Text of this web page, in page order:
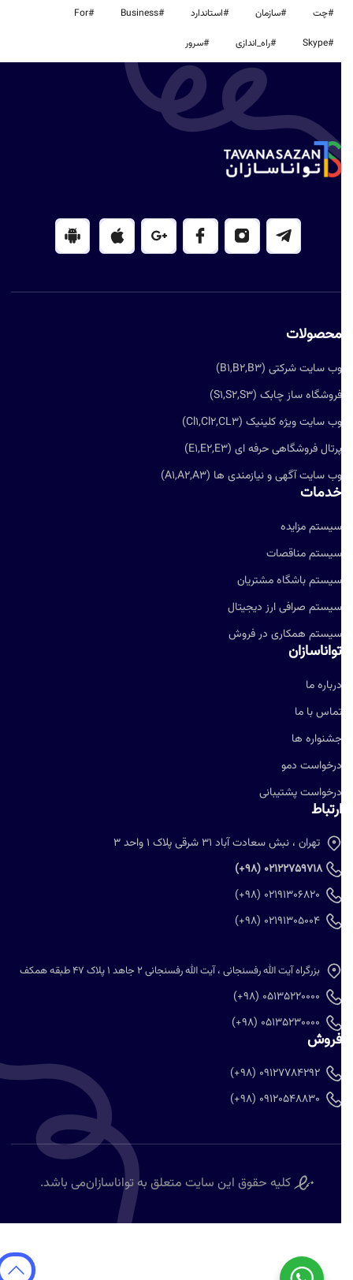
#چت #سازمان #استاندارد
#راه_اندازی #سرور
محصولات
وب سایت شرکتی (B1,B2,B3)
فروشگاه ساز چابک (S1,S2,S3)
وب سایت ویژه کلینیک (Cl1,Cl2,CL3)
پرتال فروشگاهی حرفه ای (E1,E2,E3)
وب سایت آگهی و نیازمندی ها (A1,A2,A3)
خدمات
سیستم مزایده
سیستم مناقصات
سیستم باشگاه مشتریان
سیستم صرافی ارز دیجیتال
سیستم همکاری در فروش
تواناسازان
درباره ما
تماس با ما
جشنواره ها
درخواست دمو
درخواست پشتیبانی
ارتباط
تهران ، نبش سعادت آباد 31 شرقی پلاک 1 واحد 3
02122759718 (98+)
02191306820 (98+)
02191305004 (98+)
بزرگراه آیت الله رفسنجانی ، آیت الله رفسنجانی 2 جاهد 1 پلاک 47 طبقه همکف
05135220000 (98+)
05135230000 (98+)
فروش
09127784292 (98+)
09120548830 (98+)
کلیه حقوق این سایت متعلق بهتواناسازانمی باشد.